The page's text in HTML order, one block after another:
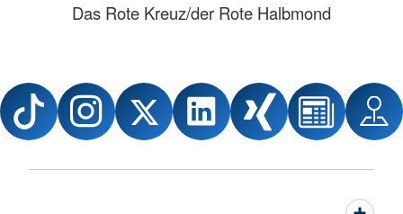
Das Rote Kreuz/der Rote Halbmond